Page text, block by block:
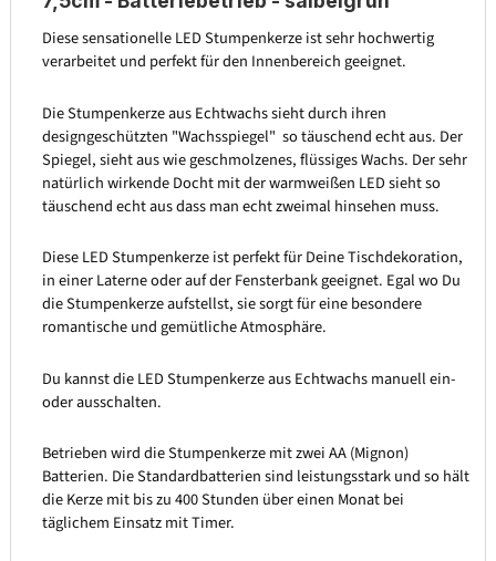
Diese sensationelle LED Stumpenkerze ist sehr hochwertig
verarbeitet und perfekt für den Innenbereich geeignet.
Die Stumpenkerze aus Echtwachs sieht durch ihren
designgeschützten "Wachsspiegel" so täuschend echt aus. Der
Spiegel, sieht aus wie geschmolzenes, flüssiges Wachs. Der sehr
natürlich wirkende Docht mit der warmweißen LED sieht so
täuschend echt aus dass man echt zweimal hinsehen muss.
Diese LED Stumpenkerze ist perfekt für Deine Tischdekoration,
in einer Laterne oder auf der Fensterbank geeignet. Egal wo Du
die Stumpenkerze aufstellst, sie sorgt für eine besondere
romantische und gemütliche Atmosphäre.
Du kannst die LED Stumpenkerze aus Echtwachs manuell ein-
oder ausschalten.
Betrieben wird die Stumpenkerze mit zwei AA (Mignon)
Batterien. Die Standardbatterien sind leistungsstark und so hält
die Kerze mit bis zu 400 Stunden über einen Monat bei
täglichem Einsatz mit Timer.